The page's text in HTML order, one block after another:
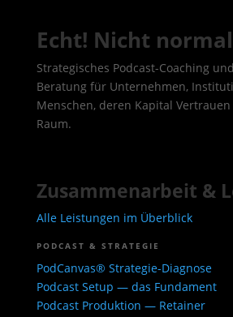
Echt! Nicht
Strategisches Podcast-Coaching
Beratung für Unternehmen,
Menschen, deren Kapital
Raum.
Zusammenarbeit &
Alle Leistungen im Überblick
PODCAST & STRATEGIE
PodCanvas® Strategie-Diagnose
Podcast Setup — das Fundament
Podcast Produktion — Retainer